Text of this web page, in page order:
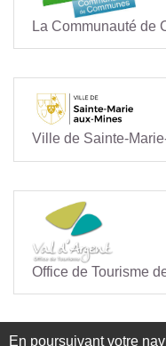
La Communauté de
Ville de Sainte-
Office de Tourisme
En poursuivant votre